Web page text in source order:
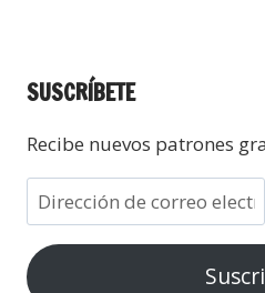
SUSCRÍBETE
Recibe nuevos patrones